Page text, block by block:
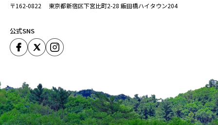
〒162-0822
東京都新宿区下宮比町2-28 飯田橋ハイタウン204
公式SNS